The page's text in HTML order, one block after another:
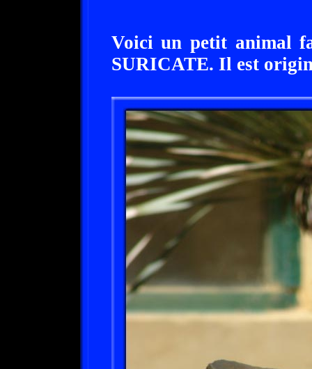
Voici un petit animal
SURICATE. Il est